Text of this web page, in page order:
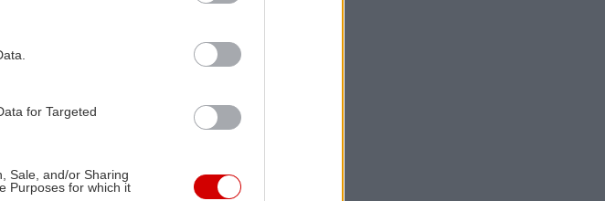
for Targeted
Sale, and/or Sharing
Purposes for which it